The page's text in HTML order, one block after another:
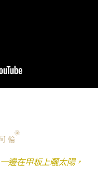
邊在甲板上曬太陽，